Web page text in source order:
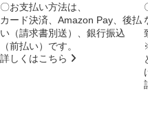
〇お支払い方法は、
カード決済、Amazon Pay、後払
い（請求書別送）、銀行振込
（前払い）です。
詳しくはこちら